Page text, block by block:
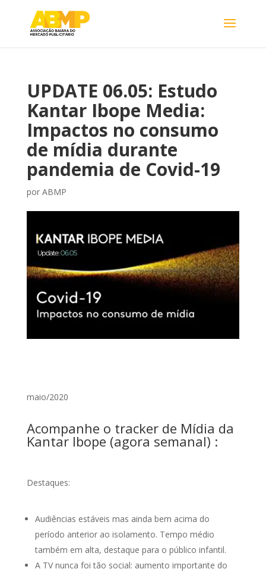
UPDATE 06.05: Estudo
Kantar Ibope Media:
Impactos no consumo
de mídia durante
pandemia de Covid-19
por ABMP
maio/2020
Acompanhe o tracker de Mídia da
Kantar Ibope (agora semanal) :
Destaques:
Audiências estáveis mas ainda bem acima do
período anterior ao isolamento. Tempo médio
também em alta, destaque para o público infantil.
A TV nunca foi tão social: aumento importante do